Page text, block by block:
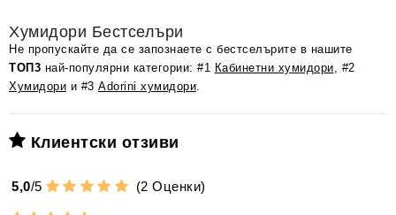
Хумидори Бестселъри
Не пропускайте да се запознаете с бестселърите в нашите
ТОП3 най-популярни категории: #1 Кабинетни хумидори, #2
Хумидори и #3 Adorini хумидори.
Клиентски отзиви
5,0/5 (2 Оценки)